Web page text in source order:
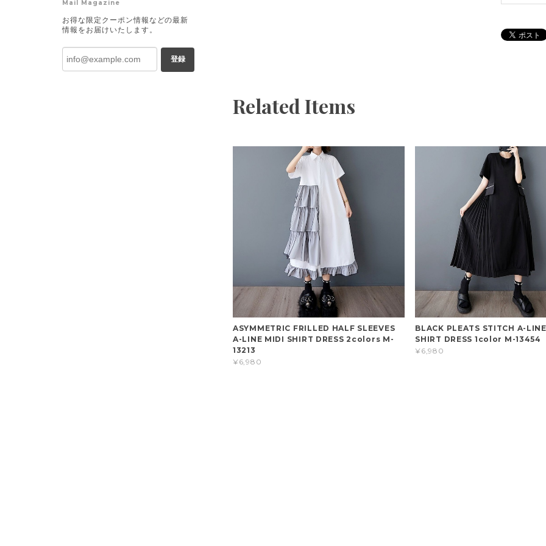
Related Items
ASYMMETRIC FRILLED HALF SLEEVES
A-LINE MIDI SHIRT DRESS 2colors M-
13213
¥6,980
BLACK PLEATS STITCH A-
SHIRT DRESS 1color M-13454
¥6,980
Mail Magazine
お得な限定クーポン情報などの最新
情報をお届けいたします。
登録